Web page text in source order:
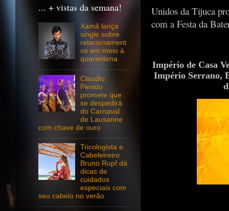
Unidos da Tijuca
com a Festa da
Império de Casa
Império Serrano,
... + vistas da semana!
Xamã lança
single sobre
relacionament
os em meio à
quarentena
Claudio
Penido
promete que
se despedirá
do Carnaval
de Lausanne
com chave de ouro
Tricologista e
Cabeleireiro
Bruno Rupf dá
dicas de
cuidados
especiais com
seu cabelo no verão